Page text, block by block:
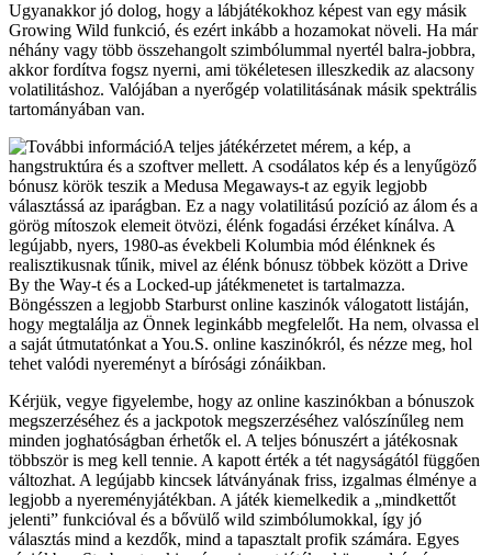
Ugyanakkor jó dolog, hogy a lábjátékokhoz képest van egy másik
Growing Wild funkció, és ezért inkább a hozamokat növeli. Ha már
néhány vagy több összehangolt szimbólummal nyertél balra-jobbra,
akkor fordítva fogsz nyerni, ami tökéletesen illeszkedik az alacsony
volatilitáshoz. Valójában a nyerőgép volatilitásának másik spektrális
tartományában van.
A teljes játékérzetet mérem, a kép, a
hangstruktúra és a szoftver mellett. A csodálatos kép és a lenyűgöző
bónusz körök teszik a Medusa Megaways-t az egyik legjobb
választássá az iparágban. Ez a nagy volatilitású pozíció az álom és a
görög mítoszok elemeit ötvözi, élénk fogadási érzéket kínálva. A
legújabb, nyers, 1980-as évekbeli Kolumbia mód élénknek és
realisztikusnak tűnik, mivel az élénk bónusz többek között a Drive
By the Way-t és a Locked-up játékmenetet is tartalmazza.
Böngésszen a legjobb Starburst online kaszinók válogatott listáján,
hogy megtalálja az Önnek leginkább megfelelőt. Ha nem, olvassa el
a saját útmutatónkat a You.S. online kaszinókról, és nézze meg, hol
tehet valódi nyereményt a bírósági zónáikban.
Kérjük, vegye figyelembe, hogy az online kaszinókban a bónuszok
megszerzéséhez és a jackpotok megszerzéséhez valószínűleg nem
minden joghatóságban érhetők el. A teljes bónuszért a játékosnak
többször is meg kell tennie. A kapott érték a tét nagyságától függően
változhat. A legújabb kincsek látványának friss, izgalmas élménye a
legjobb a nyereményjátékban. A játék kiemelkedik a „mindkettőt
jelenti” funkcióval és a bővülő wild szimbólumokkal, így jó
választás mind a kezdők, mind a tapasztalt profik számára. Egyes